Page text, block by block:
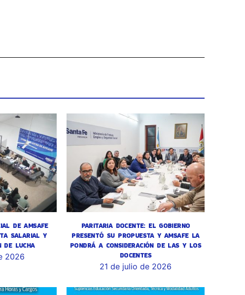
DE AMSAFE
SALARIAL Y
DE LUCHA
2026
PARITARIA DOCENTE: EL GOBIERNO
PRESENTÓ SU PROPUESTA Y AMSAFE LA
PONDRÁ A CONSIDERACIÓN DE LAS Y LOS
DOCENTES
21 de julio de 2026